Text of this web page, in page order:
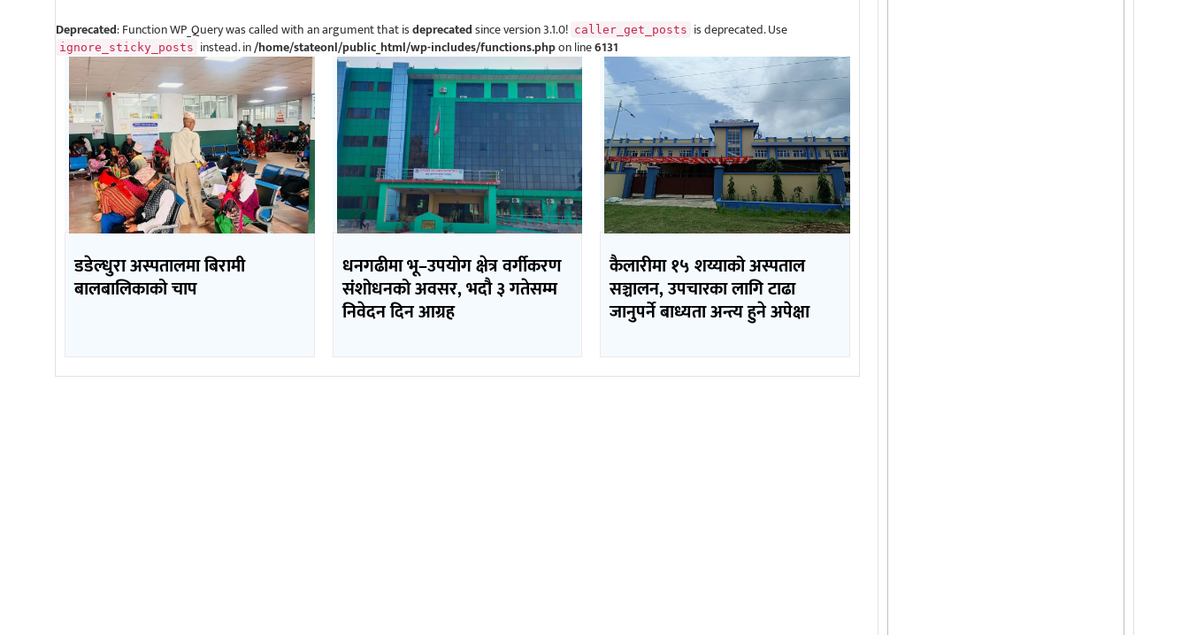
Deprecated: Function WP_Query was called with an argument that isdeprecatedsince version 3.1.0! caller_get_posts is deprecated. Use
ignore_sticky_posts instead. in/home/stateonl/public_html/wp-includes/functions.phpon line6131
डडेल्धुरा अस्पतालमा बिरामी
बालबालिकाको चाप
धनगढीमा भू–उपयोग क्षेत्र वर्गीकरण
संशोधनको अवसर, भदौ ३ गतेसम्म
निवेदन दिन आग्रह
कैलारीमा १५ शय्याको अस्पताल
सञ्चालन, उपचारका लागि टाढा
जानुपर्ने बाध्यता अन्त्य हुने अपेक्षा